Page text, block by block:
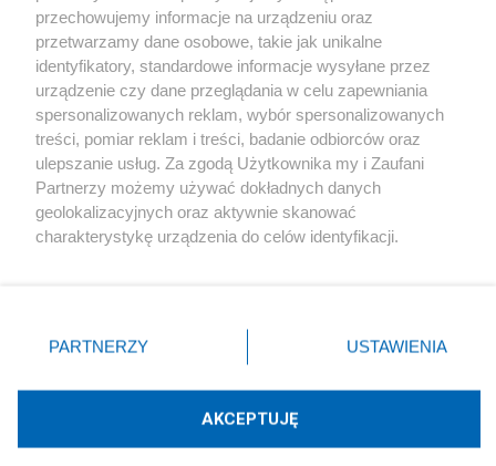
Społeczeństwo
Kultura
X Facebook Instagram Youtube
Technologię dostarcza:W3media.pl
przechowujemy informacje na urządzeniu oraz
przetwarzamy dane osobowe, takie jak unikalne
identyfikatory, standardowe informacje wysyłane przez
urządzenie czy dane przeglądania w celu zapewniania
spersonalizowanych reklam, wybór spersonalizowanych
treści, pomiar reklam i treści, badanie odbiorców oraz
ulepszanie usług. Za zgodą Użytkownika my i Zaufani
Partnerzy możemy używać dokładnych danych
geolokalizacyjnych oraz aktywnie skanować
charakterystykę urządzenia do celów identyfikacji.
zmienić/wycofać klikając przycisk ustawień prywatności
znajdujący się w lewym dolnym rogu strony
rodzaje przetwarzania danych nie wymagają zgody
użytkownika, ale masz prawo sprzeciwić się takiemu
przetwarzaniu. Preferencje będą miały zastosowania tylko
PARTNERZY USTAWIENIA
AKCEPTUJĘ